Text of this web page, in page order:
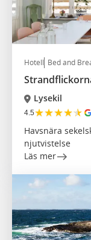
Hotell Bed and
Lysekil
4.5★★★★★
Havsnära
njutvistelse
Läs mer